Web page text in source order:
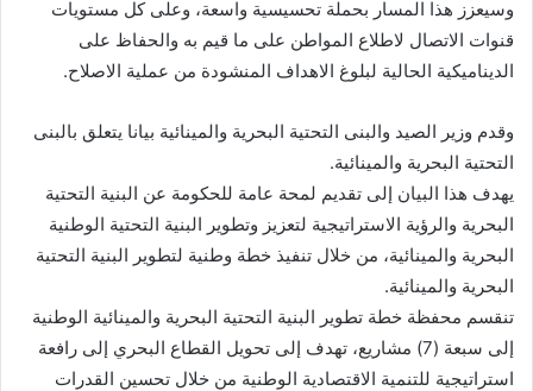
وسيعزز هذا المسار بحملة تحسيسية واسعة، وعلى كل مستويات
قنوات الاتصال لاطلاع المواطن على ما قيم به والحفاظ على
الديناميكية الحالية لبلوغ الاهداف المنشودة من عملية الاصلاح.
وقدم وزير الصيد والبنى التحتية البحرية والمينائية بيانا يتعلق بالبنى
التحتية البحرية والمينائية.
يهدف هذا البيان إلى تقديم لمحة عامة للحكومة عن البنية التحتية
البحرية والرؤية الاستراتيجية لتعزيز وتطوير البنية التحتية الوطنية
البحرية والمينائية، من خلال تنفيذ خطة وطنية لتطوير البنية التحتية
البحرية والمينائية.
تنقسم محفظة خطة تطوير البنية التحتية البحرية والمينائية الوطنية
إلى سبعة (7) مشاريع، تهدف إلى تحويل القطاع البحري إلى رافعة
استراتيجية للتنمية الاقتصادية الوطنية من خلال تحسين القدرات